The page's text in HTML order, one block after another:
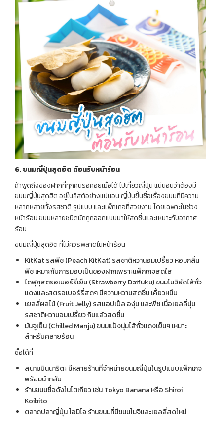
6.ขนมญี่ปุ่นสุดฮิต ต้อนรับหน้าร้อน
ถ้าพูดถึงของฝากที่ทุกคนรอคอยเมื่อได้ ไปเที่ยวญี่ปุ่น แน่นอนว่าต้องมี
ขนมญี่ปุ่นสุดฮิต อยู่ในลิสต์อย่างแน่นอน ญี่ปุ่นขึ้นชื่อเรื่องขนมที่มีความ
หลากหลายทั้งรสชาติ รูปแบบ และแพ็กเกจที่สวยงาม โดยเฉพาะในช่วง
หน้าร้อน ขนมหลายชนิดมักถูกออกแบบมาให้สดชื่นและเหมาะกับอากาศ
ร้อน
ขนมญี่ปุ่นสุดฮิต ที่ไม่ควรพลาดในหน้าร้อน
KitKat รสพีช (Peach KitKat) รสชาติหวานอมเปรี้ยว หอมกลิ่น
พีช เหมาะกับการมอบเป็นของฝากเพราะแพ็กเกจสดใส
ไดฟุกุสตรอเบอร์รี่เย็น (Strawberry Daifuku) ขนมโมจิยัดไส้ถั่ว
แดงและสตรอเบอร์รี่สดๆ มีความหวานสดชื่น เคี้ยวหนึบ
เยลลี่ผลไม้ (Fruit Jelly) รสแอปเปิ้ล องุ่น และพีช เนื้อเยลลี่นุ่ม
รสชาติหวานอมเปรี้ยว กินแล้วสดชื่น
มันจูเย็น (Chilled Manju) ขนมแป้งนุ่มไส้ถั่วแดงเย็นๆ เหมาะ
สำหรับคลายร้อน
ซื้อได้ที่
สนามบินนาริตะ มีหลายร้านที่จำหน่ายขนมญี่ปุ่นในรูปแบบแพ็กเกจ
พร้อมนำกลับ
ร้านขนมชื่อดังในโตเกียว เช่น Tokyo Banana หรือ Shiroi
Koibito
ตลาดปลาญี่ปุ่น โอมิโจ ร้านขนมที่มีขนมโมจิและเยลลี่สดใหม่